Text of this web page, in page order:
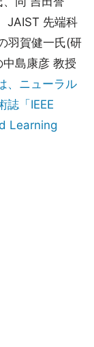
JAIST 先端科
羽賀健一氏(研
島康彦 教授
、ニューラル
誌「IEEE
Learning